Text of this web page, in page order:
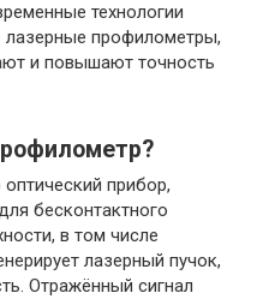
технологии
профилометры,
и повышают точность
прибор,
бесконтактного
в том числе
лазерный пучок,
Отражённый сигнал